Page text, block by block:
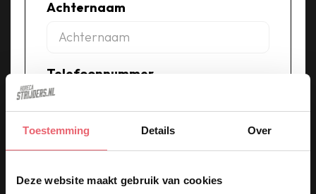
Toestemming Details Over
Deze website maakt gebruik van cookies
Achternaam
Telefoonnummer
E-mailadres